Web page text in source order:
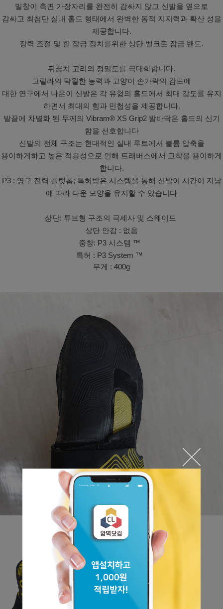
밑창이 측면 가장자리를 완전히 감싸지 않고 신발을 옆으로
감싸고 최첨단 실내 홀드 형태에서 완벽한 동적 지지력과 확산 성을
제공합니다.
장력 조절 및 힐 잠금 장치를위한 상단 벨크로 잠금 밴드.
뒤꿈치 고리의 정밀도를 극대화합니다.
고릴라의 탁월한 능력과 고양이 손가락의 감도에
대한 연구에서 나온이 신발은 각 유형의 홀드에서 최대 감도를 유지
하면서 최대의 힘과 민첩성을 제공합니다.
발끝에 차별화 된 두께의 Vibram® XS Grip2 발바닥은 홀드의 신기
함을 선호합니다
신발의 전체 구조는 현대적인 실내 루트에서 볼륨 압축을
용이하게하고 높은 적응성으로 인해 트래버스에서 고착을 용이하게
합니다.
P3 : 영구 전력 플랫폼; 특허받은 시스템을 통해 신발이 시간이 지남
에 따라 다운 모양을 유지할 수 있습니다
상단: 튜브형 구조의 극세사 및 스웨이드
상단 안감 : 없음
중창: P3 시스템 ™
특허 : P3 System ™
무게 : 400g